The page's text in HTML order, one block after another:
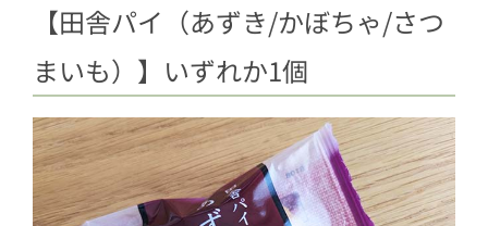
【田舎パイ（あずき/かぼちゃ/さつ
まいも）】いずれか1個